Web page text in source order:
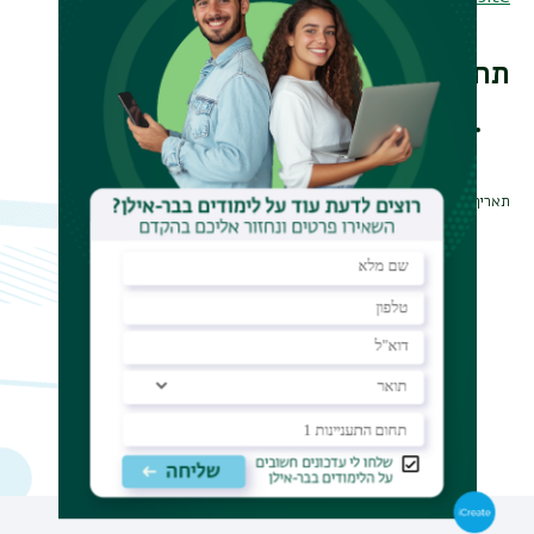
תחומי מחקר
Formal Methods -FM@BIU
תאריך עדכון אחרון : 11/03/2025